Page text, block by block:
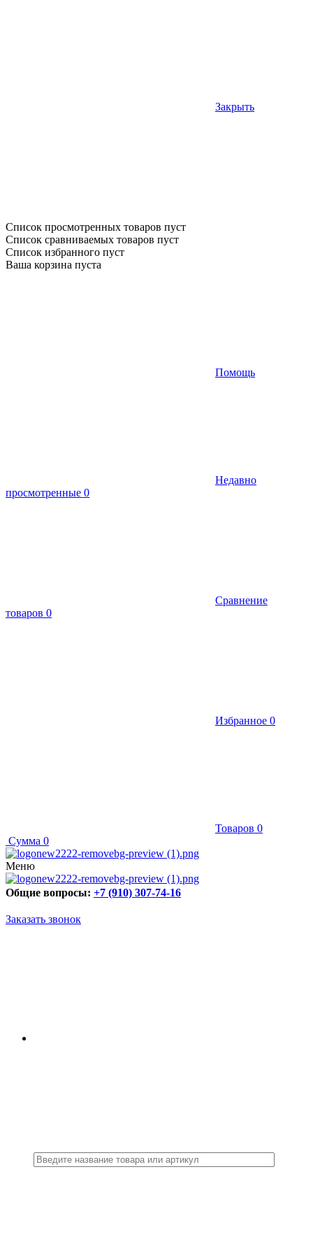
Закрыть
Список просмотренных товаров пуст
Список сравниваемых товаров пуст
Список избранного пуст
Ваша корзина пуста
Помощь
Недавно
просмотренные 0
Сравнение
товаров 0
Избранное 0
Товаров 0
Сумма 0
Меню
Общие вопросы: +7 (910) 307-74-16
Заказать звонок